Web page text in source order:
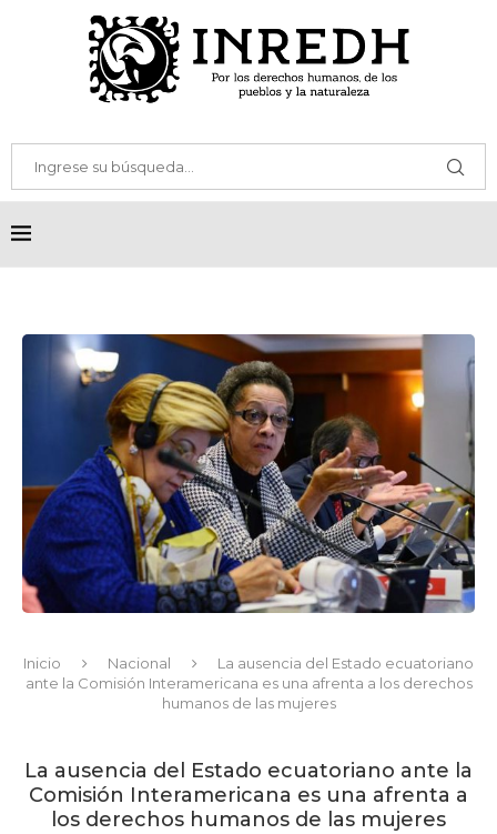
Inicio Nacional
La ausencia del Estado ecuatoriano
ante la Comisión Interamericana es una afrenta a los derechos
humanos de las mujeres
La ausencia del Estado ecuatoriano ante la
Comisión Interamericana es una afrenta a
los derechos humanos de las mujeres